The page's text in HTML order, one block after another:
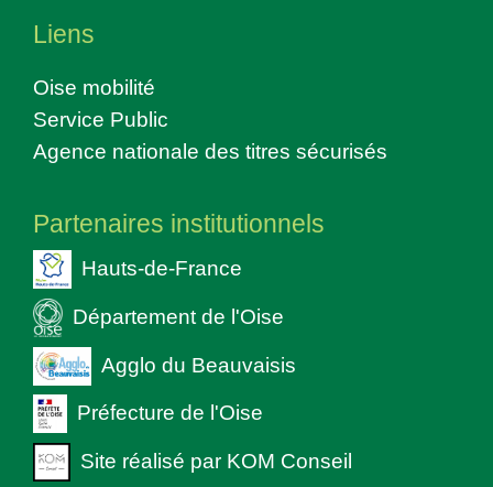
Liens
Oise mobilité
Service Public
Agence nationale des titres sécurisés
Partenaires institutionnels
Hauts-de-France
Département de l'Oise
Agglo du Beauvaisis
Préfecture de l'Oise
Site réalisé par KOM Conseil